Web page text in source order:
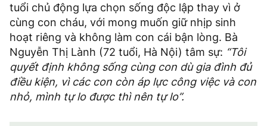
tuổi chủ động lựa chọn sống độc lập thay vì ở
cùng con cháu, với mong muốn giữ nhịp sinh
hoạt riêng và không làm con cái bận lòng. Bà
Nguyễn Thị Lành (72 tuổi, Hà Nội) tâm sự: “Tôi
quyết định không sống cùng con dù gia đình đủ
điều kiện, vì các con còn áp lực công việc và con
nhỏ, mình tự lo được thì nên tự lo”.